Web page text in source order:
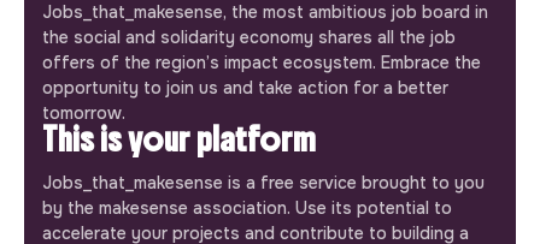
Jobs_that_makesense, the most ambitious job board in
the social and solidarity economy shares all the job
offers of the region’s impact ecosystem. Embrace the
opportunity to join us and take action for a better
tomorrow.
This is your platform
Jobs_that_makesense is a free service brought to you
by the makesense association. Use its potential to
accelerate your projects and contribute to building a